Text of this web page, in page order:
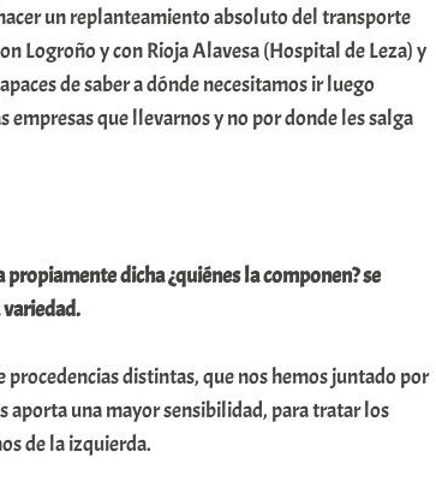
un replanteamiento absoluto del transporte
Logroño y con Rioja Alavesa (Hospital de Leza) y
de saber a dónde necesitamos ir luego
empresas que llevarnos y no por donde les salga
dicha ¿quiénes la componen? se
procedencias distintas, que nos hemos juntado por
aporta una mayor sensibilidad, para tratar los
de la izquierda.